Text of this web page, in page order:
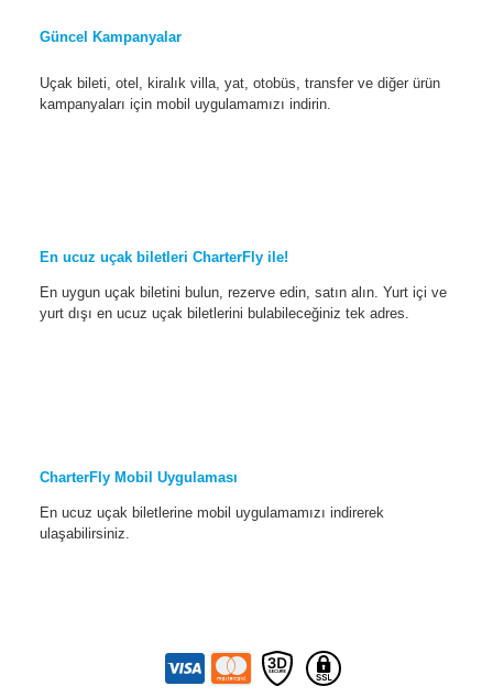
Güncel Kampanyalar
Uçak bileti, otel, kiralık villa, yat, otobüs, transfer ve diğer ürün
kampanyaları için mobil uygulamamızı indirin.
En ucuz uçak biletleri CharterFly ile!
En uygun uçak biletini bulun, rezerve edin, satın alın. Yurt içi ve
yurt dışı en ucuz uçak biletlerini bulabileceğiniz tek adres.
CharterFly Mobil Uygulaması
En ucuz uçak biletlerine mobil uygulamamızı indirerek
ulaşabilirsiniz.